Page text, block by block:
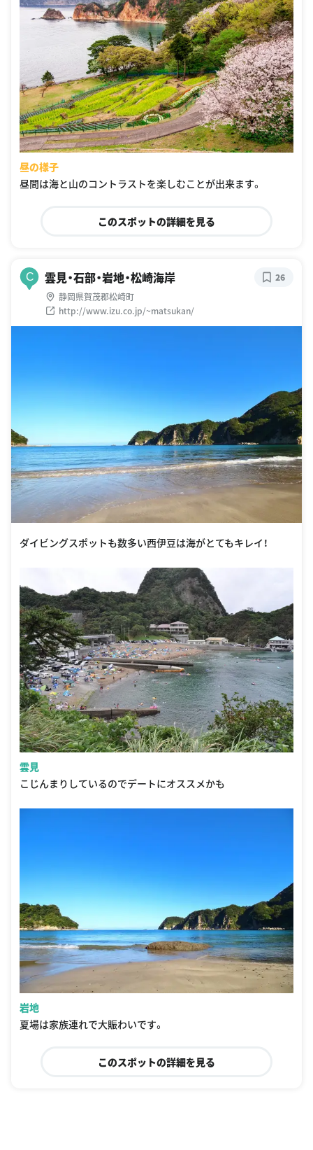
昼の様子
昼間は海と山のコントラストを楽しむことが出来ます。
このスポットの詳細を見る
C 雲見・石部・岩地・松崎海岸
静岡県賀茂郡松崎町
http://www.izu.co.jp/~matsukan/
26
ダイビングスポットも数多い西伊豆は海がとてもキレイ！
雲見
こじんまりしているのでデートにオススメかも
岩地
夏場は家族連れで大賑わいです。
このスポットの詳細を見る